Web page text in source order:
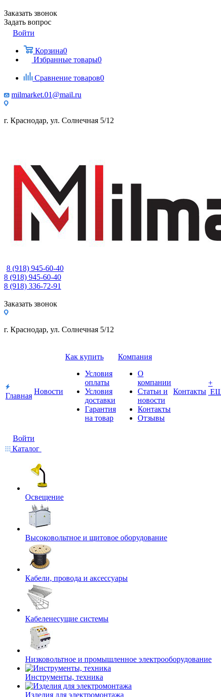
Заказать звонок
Задать вопрос
Войти
Корзина0
Избранные товары0
Сравнение товаров0
milmarket.01@mail.ru
г. Краснодар, ул. Солнечная 5/12
8 (918) 945-60-40
8 (918) 945-60-40
8 (918) 336-72-91
Заказать звонок
г. Краснодар, ул. Солнечная 5/12
Главная
Новости
Как купить
Условия
оплаты
Условия
доставки
Гарантия
на товар
Компания
О
компании
Статьи и
новости
Контакты
Отзывы
Контакты
+
Войти
Каталог
Освещение
Высоковольтное и щитовое оборудование
Кабели, провода и аксессуары
Кабеленесущие системы
Низковольтное и промышленное электрооборудование
Инструменты, техника
Изделия для электромонтажа